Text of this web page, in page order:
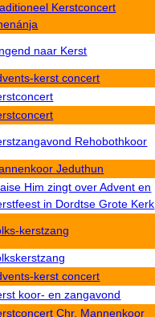
Kerstconcert
naar Kerst
kerst concert
Rehobothkoor
Jeduthun
Him zingt over Advent en
in Dordtse Grote Kerk
kerstzang
kerst concert
koor- en zangavond
Chr. Mannenkoor